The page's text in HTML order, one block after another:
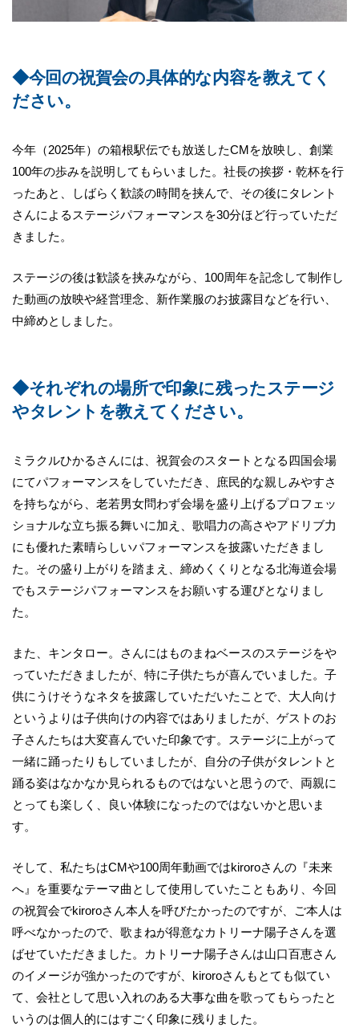
◆今回の祝賀会の具体的な内容を教えてく
ださい。
今年（2025年）の箱根駅伝でも放送したCMを放映し、創業
100年の歩みを説明してもらいました。社長の挨拶・乾杯を行
ったあと、しばらく歓談の時間を挟んで、その後にタレント
さんによるステージパフォーマンスを30分ほど行っていただ
きました。
ステージの後は歓談を挟みながら、100周年を記念して制作し
た動画の放映や経営理念、新作業服のお披露目などを行い、
中締めとしました。
◆それぞれの場所で印象に残ったステージ
やタレントを教えてください。
ミラクルひかるさんには、祝賀会のスタートとなる四国会場
にてパフォーマンスをしていただき、庶民的な親しみやすさ
を持ちながら、老若男女問わず会場を盛り上げるプロフェッ
ショナルな立ち振る舞いに加え、歌唱力の高さやアドリブ力
にも優れた素晴らしいパフォーマンスを披露いただきまし
た。その盛り上がりを踏まえ、締めくくりとなる北海道会場
でもステージパフォーマンスをお願いする運びとなりまし
た。
また、キンタロー。さんにはものまねベースのステージをや
っていただきましたが、特に子供たちが喜んでいました。子
供にうけそうなネタを披露していただいたことで、大人向け
というよりは子供向けの内容ではありましたが、ゲストのお
子さんたちは大変喜んでいた印象です。ステージに上がって
一緒に踊ったりもしていましたが、自分の子供がタレントと
踊る姿はなかなか見られるものではないと思うので、両親に
とっても楽しく、良い体験になったのではないかと思いま
す。
そして、私たちはCMや100周年動画ではkiroroさんの『未来
へ』を重要なテーマ曲として使用していたこともあり、今回
の祝賀会でkiroroさん本人を呼びたかったのですが、ご本人は
呼べなかったので、歌まねが得意なカトリーナ陽子さんを選
ばせていただきました。カトリーナ陽子さんは山口百恵さん
のイメージが強かったのですが、kiroroさんもとても似てい
て、会社として思い入れのある大事な曲を歌ってもらったと
いうのは個人的にはすごく印象に残りました。